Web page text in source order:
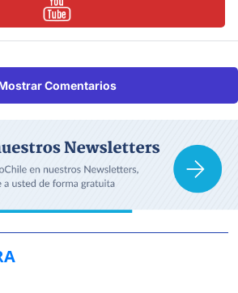
Comentarios